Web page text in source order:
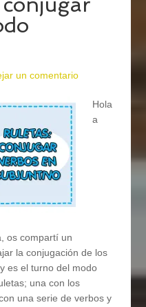
un comentario
Hola
a
os compartí un
la conjugación de los
es el turno del modo
una con los
una serie de verbos y